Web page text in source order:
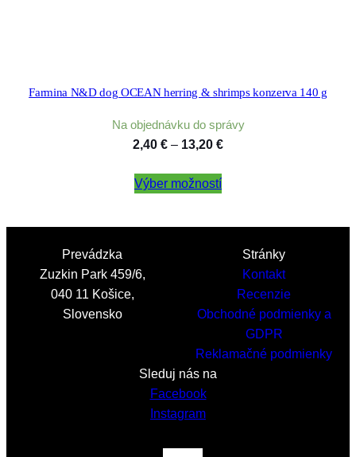
Farmina N&D dog OCEAN herring & shrimps konzerva 140 g
Na objednávku do správy
2,40 € – 13,20 €Price
Výber možností
Prevádzka
Zuzkin Park 459/6,
040 11 Košice,
Slovensko
Stránky
Kontakt
Recenzie
Obchodné podmienky a
GDPR
Reklamačné podmienky
Sleduj nás na
Facebook
Instagram